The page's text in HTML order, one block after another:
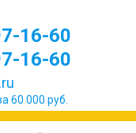
16-60
16-60
60 000 руб.